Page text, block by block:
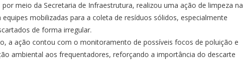
meio da Secretaria de Infraestrutura, realizou uma ação de limpeza na
equipes mobilizadas para a coleta de resíduos sólidos, especialmente
de forma irregular.
a ação contou com o monitoramento de possíveis focos de poluição e
ambiental aos frequentadores, reforçando a importância do descarte